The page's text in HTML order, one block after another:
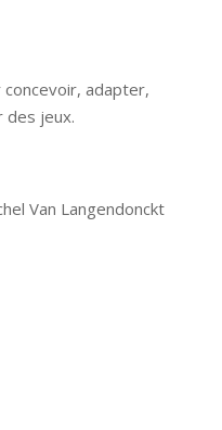
adapter,
des jeux.
Van Langendonckt